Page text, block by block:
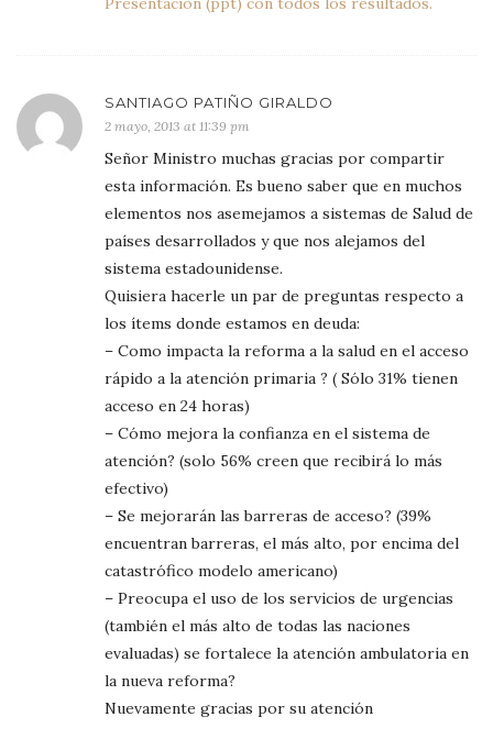
SANTIAGO PATIÑO GIRALDO
2 mayo, 2013 at 11:39 pm
Señor Ministro muchas gracias por compartir
esta información. Es bueno saber que en muchos
elementos nos asemejamos a sistemas de Salud de
países desarrollados y que nos alejamos del
sistema estadounidense.
Quisiera hacerle un par de preguntas respecto a
los ítems donde estamos en deuda:
– Como impacta la reforma a la salud en el acceso
rápido a la atención primaria ? ( Sólo 31% tienen
acceso en 24 horas)
– Cómo mejora la confianza en el sistema de
atención? (solo 56% creen que recibirá lo más
efectivo)
– Se mejorarán las barreras de acceso? (39%
encuentran barreras, el más alto, por encima del
catastrófico modelo americano)
– Preocupa el uso de los servicios de urgencias
(también el más alto de todas las naciones
evaluadas) se fortalece la atención ambulatoria en
la nueva reforma?
Nuevamente gracias por su atención